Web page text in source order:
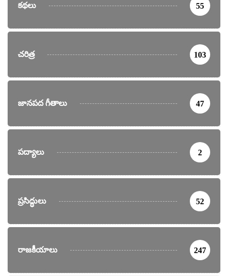
కథలు 55
చరిత్ర 103
జానపద గీతాలు 47
పద్యాలు 2
ప్రసిద్ధులు 52
రాజకీయాలు 247